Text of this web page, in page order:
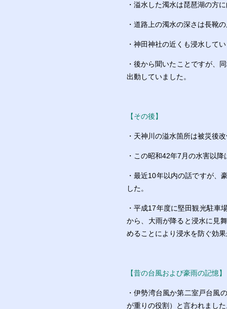
・溢水した濁水は琵琶湖の方
・道路上の濁水の深さは長靴
・神田神社の近くも浸水して
・後から聞いたことですが、
出動していました。
【その後】
・天神川の溢水箇所は被災後
・この昭和42年7月の水害以
・最近10年以内の話ですが、
した。
・平成17年度に堅田観光駐車
から、大雨が降ると浸水に見
めることにより浸水を防ぐ効
【昔の台風および豪雨の記憶】
・伊勢湾台風か第二室戸台風
が重りの役割）と言われまし